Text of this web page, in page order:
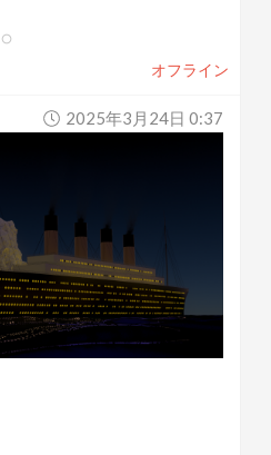
オフライン
2025年3月24日 0:37